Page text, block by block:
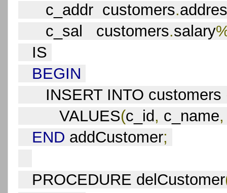
c_addr  customers.
c_sal   customers.salary
IS
BEGIN
INSERT INTO customers
VALUES(c_id, c_name,
END addCustomer;
PROCEDURE delCustomer